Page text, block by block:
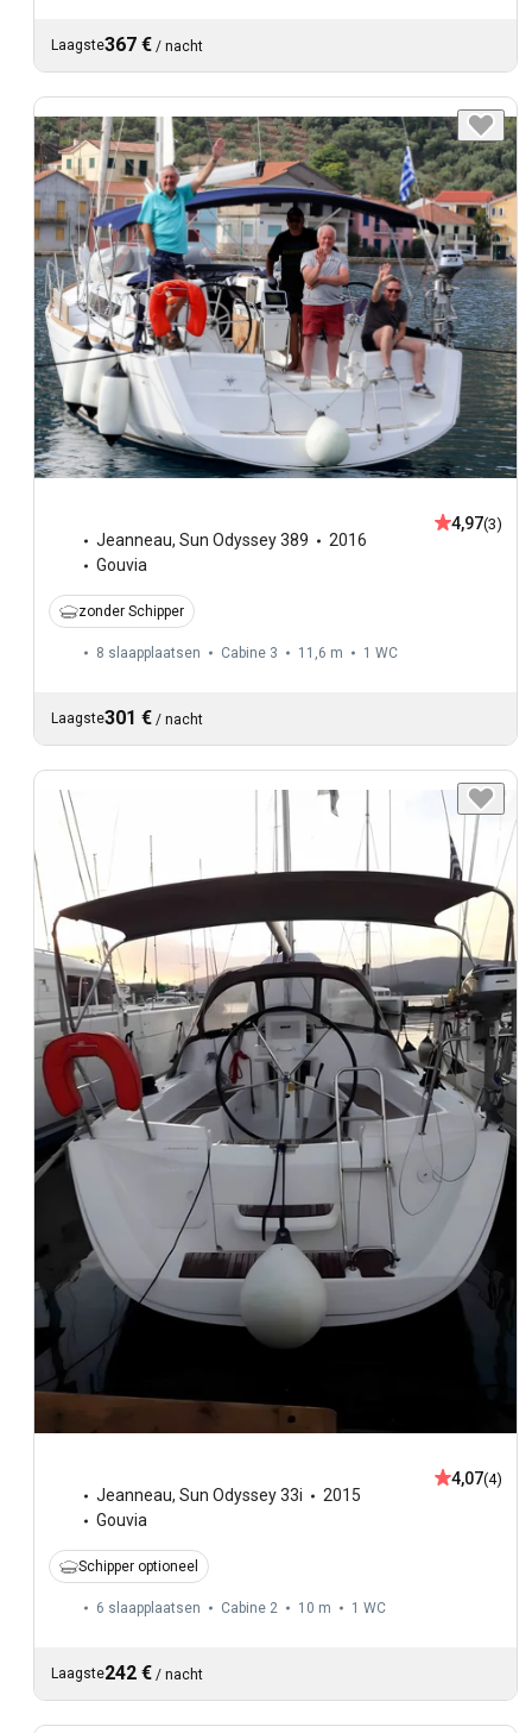
Laagste367 € / nacht
Jeanneau, Sun Odyssey 389
2016
Gouvia
4,97(3)
zonder Schipper
8 slaapplaatsen Cabine 3 11,6 m 1 WC
Laagste301 € / nacht
Jeanneau, Sun Odyssey 33i
2015
Gouvia
4,07(4)
Schipper optioneel
6 slaapplaatsen Cabine 2 10 m 1 WC
Laagste242 € / nacht